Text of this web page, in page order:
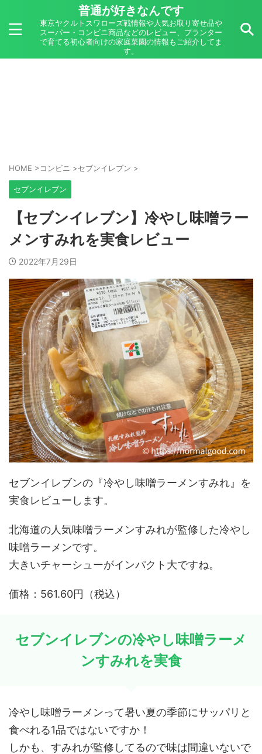
普通が好きなんです
東京ヤクルトスワローズ戦情報や人気お取り寄せ品や
スーパー・コンビニ商品などのレビュー、プランター
で育てる初心者向けの家庭菜園の情報もご紹介してま
す。
HOME >コンビニ >セブンイレブン >
セブンイレブン
【セブンイレブン】冷やし味噌ラー
メンすみれを実食レビュー
2022年7月29日
セブンイレブンの『冷やし味噌ラーメンすみれ』を
実食レビューします。
北海道の人気味噌ラーメンすみれが監修した冷やし
味噌ラーメンです。
大きいチャーシューがインパクト大ですね。
価格：561.60円（税込）
セブンイレブンの冷やし味噌ラーメ
ンすみれを実食
冷やし味噌ラーメンって暑い夏の季節にサッパリと
食べれる1品ではないですか！
しかも、すみれが監修してるので味は間違いないで